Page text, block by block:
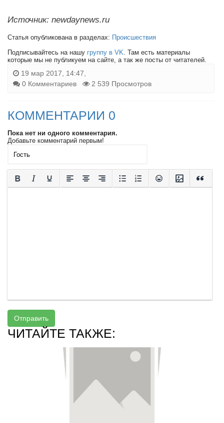
Источник: newdaynews.ru
Статья опубликована в разделах: Происшествия
Подписывайтесь на нашу группу в VK. Там есть материалы
которые мы не публикуем на сайте, а так же посты от читателей.
19 мар 2017, 14:47,
0 Комментариев
2 539 Просмотров
КОММЕНТАРИИ 0
Пока нет ни одного комментария.
Добавьте комментарий первым!
Отправить
ЧИТАЙТЕ ТАКЖЕ: